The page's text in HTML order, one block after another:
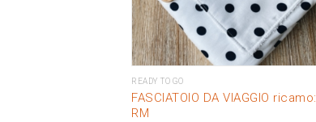
READY TO GO
FASCIATOIO DA VIAGGIO ricamo:
RM